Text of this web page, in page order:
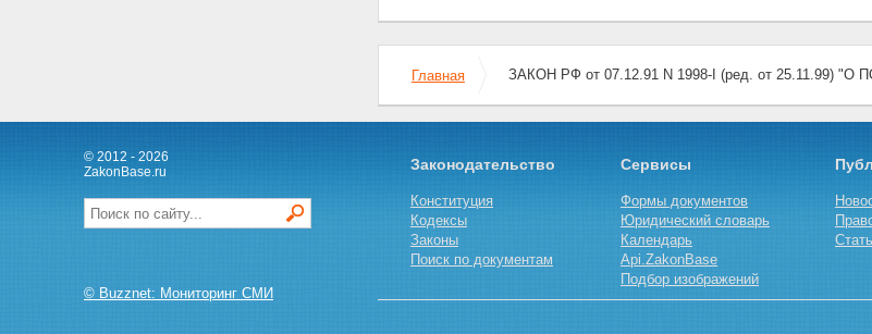
Статья 11. Порядок исчисления
и уплаты налога
Глава IV. НАЛОГООБЛОЖЕНИЕ
ДОХОДОВ ОТ
Статья 12. Объекты
Главная ЗАКОН РФ от 07.12.91 N 1998-I (ред. от
© 2012 - 2026
ZakonBase.ru
© Buzznet: Мониторинг СМИ
Законодательство
Конституция
Кодексы
Законы
Поиск по документам
Сервисы
Формы документов
Юридический словарь
Календарь
Api.ZakonBase
Подбор изображений